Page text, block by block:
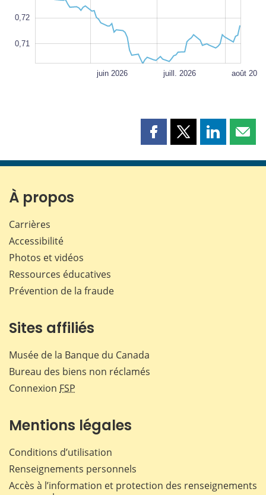
0,71
0,72
0,71
juin 2026 juill. 2026 août 2026
Partager
page
Partager
page
Partager
page page
À propos
Carrières
Accessibilité
Photos et vidéos
Ressources éducatives
Prévention de la fraude
Sites affiliés
Musée de la Banque du Canada
Bureau des biens non réclamés
Connexion FSP
Mentions légales
Conditions d’utilisation
Renseignements personnels
Accès à l’information et protection des renseignements